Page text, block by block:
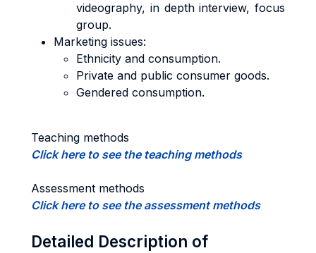
videography, in depth interview, focus
group.
Marketing issues:
Ethnicity and consumption.
Private and public consumer goods.
Gendered consumption.
Teaching methods
Click here to see the teaching methods
Assessment methods
Click here to see the assessment methods
Detailed Description of